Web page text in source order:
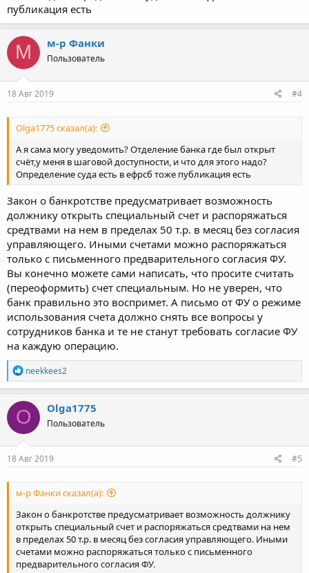
публикация есть
М м-р Фанки
Пользователь
18 Авг 2019 #4
Olga1775 сказал(а):
А я сама могу уведомить? Отделение банка где был открыт
счёт,у меня в шаговой доступности, и что для этого надо?
Определение суда есть в ефрсб тоже публикация есть
Закон о банкротстве предусматривает возможность
должнику открыть специальный счет и распоряжаться
средтвами на нем в пределах 50 т.р. в месяц без согласия
управляющего. Иными счетами можно распоряжаться
только с письменного предварительного согласия ФУ.
Вы конечно можете сами написать, что просите считать
(переоформить) счет специальным. Но не уверен, что
банк правильно это воспримет. А письмо от ФУ о режиме
использования счета должно снять все вопросы у
сотрудников банка и те не станут требовать согласие ФУ
на каждую операцию.
Р
е
а
к
ц
и
и
:
neekkees2
O Olga1775
Пользователь
18 Авг 2019 #5
м-р Фанки сказал(а):
Закон о банкротстве предусматривает возможность должнику
открыть специальный счет и распоряжаться средтвами на нем
в пределах 50 т.р. в месяц без согласия управляющего. Иными
счетами можно распоряжаться только с письменного
предварительного согласия ФУ.